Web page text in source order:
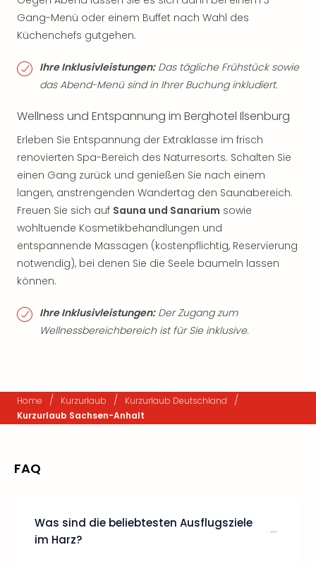
Gang-Menü oder einem Buffet nach Wahl des
Küchenchefs gutgehen.
Ihre Inklusivleistungen:Das tägliche Frühstück sowie
das Abend-Menü sind in Ihrer Buchung inkludiert.
Wellness und Entspannung im Berghotel Ilsenburg
Erleben Sie Entspannung der Extraklasse im frisch
renovierten Spa-Bereich des Naturresorts. Schalten Sie
einen Gang zurück und genießen Sie nach einem
langen, anstrengenden Wandertag den Saunabereich.
Freuen Sie sich auf Sauna und Sanarium sowie
wohltuende Kosmetikbehandlungen und
entspannende Massagen (kostenpflichtig, Reservierung
notwendig), bei denen Sie die Seele baumeln lassen
können.
Ihre Inklusivleistungen:Der Zugang zum
Wellnessbereichbereich ist für Sie inklusive.
Home / Kurzurlaub / Kurzurlaub Deutschland /
Kurzurlaub Sachsen-Anhalt
FAQ
Was sind die beliebtesten Ausflugsziele
im Harz?